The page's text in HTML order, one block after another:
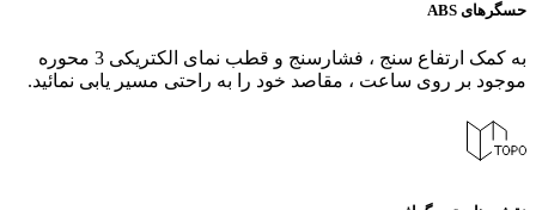
حسگرهای ABS
به کمک ارتفاع سنج ، فشارسنج و قطب نمای الکتریکی 3 محوره
موجود بر روی ساعت ، مقاصد خود را به راحتی مسیر یابی نمائید.